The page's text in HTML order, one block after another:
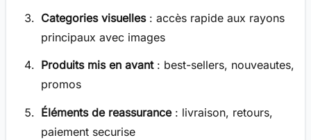
Categories visuelles: accès rapide aux rayons
principaux avec images
Produits mis en avant: best-sellers, nouveautes,
promos
Éléments de reassurance: livraison, retours,
paiement securise